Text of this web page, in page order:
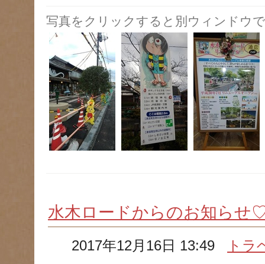
写真をクリックすると別ウィンドウ
水木ロードからのお知ら
2017年12月16日 13:49 トラ